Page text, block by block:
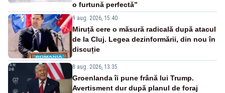
o furtună perfectă”
9 aug. 2026, 15:40
Miruță cere o măsură radicală după atacul
de la Cluj. Legea dezinformării, din nou în
discuție
8 aug. 2026, 13:35
Groenlanda îi pune frână lui Trump.
Avertisment dur după planul de foraj